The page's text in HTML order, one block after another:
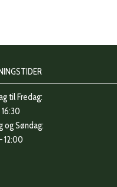
til Fredag:
og Søndag:
12:00